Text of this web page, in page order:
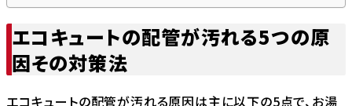
エコキュートの配管が汚れる5つの原
因その対策法
エコキュートの配管が汚れる原因は主に以下の5点で、お湯